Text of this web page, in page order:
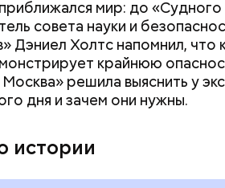
мир: до «Судного
совета науки и
Дэниел Холтс напомнил, что
крайнюю
решила выяснить у
дня и зачем они нужны.
истории
затратная история — Сирия. Зачем